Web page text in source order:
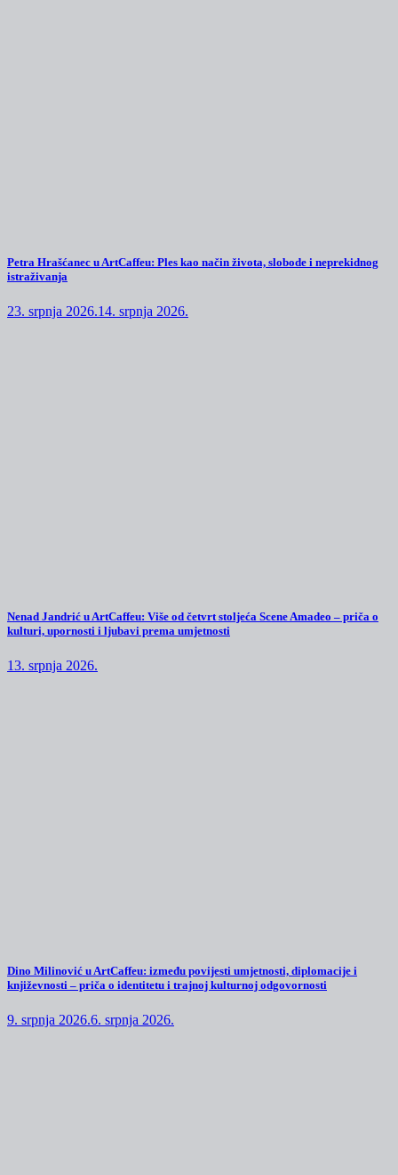
Petra Hrašćanec u ArtCaffeu: Ples kao način života, slobode i neprekidnog
istraživanja
23. srpnja 2026.14. srpnja 2026.
Nenad Jandrić u ArtCaffeu: Više od četvrt stoljeća Scene Amadeo – priča o
kulturi, upornosti i ljubavi prema umjetnosti
13. srpnja 2026.
Dino Milinović u ArtCaffeu: između povijesti umjetnosti, diplomacije i
književnosti – priča o identitetu i trajnoj kulturnoj odgovornosti
9. srpnja 2026.6. srpnja 2026.